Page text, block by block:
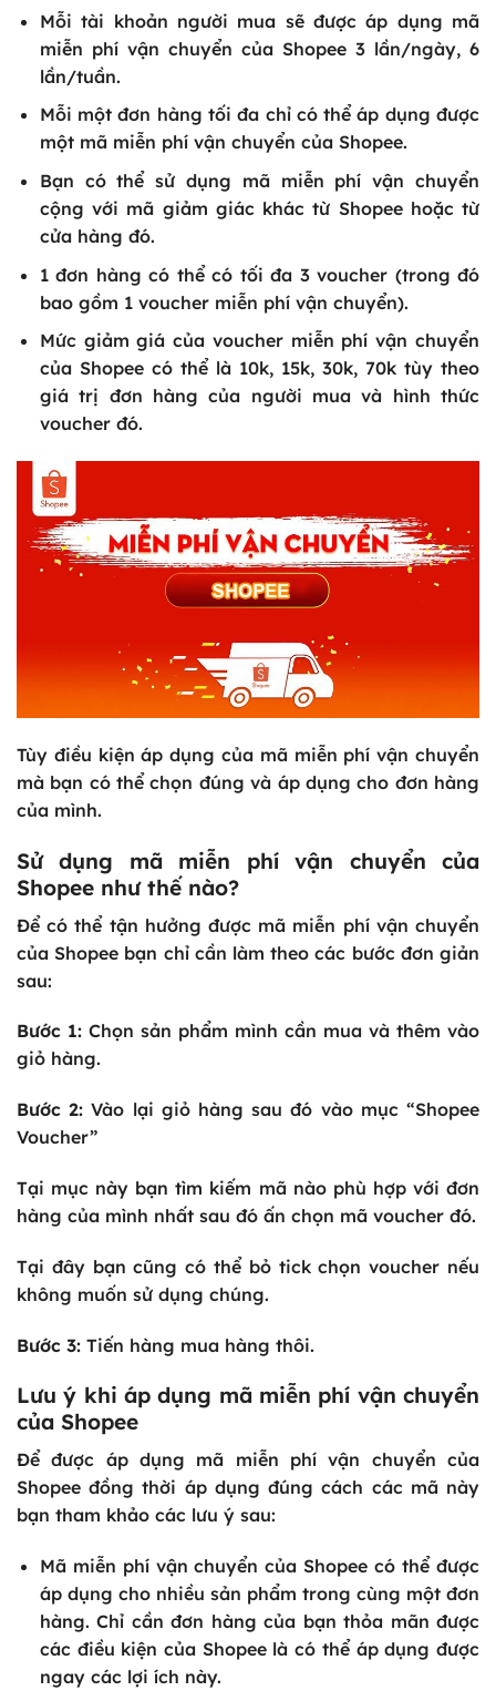
Mỗi tài khoản người mua sẽ được áp dụng mã
miễn phí vận chuyển của Shopee 3 lần/ngày, 6
lần/tuần.
Mỗi một đơn hàng tối đa chỉ có thể áp dụng được
một mã miễn phí vận chuyển của Shopee.
Bạn có thể sử dụng mã miễn phí vận chuyển
cộng với mã giảm giác khác từ Shopee hoặc từ
cửa hàng đó.
1 đơn hàng có thể có tối đa 3 voucher (trong đó
bao gồm 1 voucher miễn phí vận chuyển).
Mức giảm giá của voucher miễn phí vận chuyển
của Shopee có thể là 10k, 15k, 30k, 70k tùy theo
giá trị đơn hàng của người mua và hình thức
voucher đó.
Tùy điều kiện áp dụng của mã miễn phí vận chuyển
mà bạn có thể chọn đúng và áp dụng cho đơn hàng
của mình.
Sử dụng mã miễn phí vận chuyển của
Shopee như thế nào?
Để có thể tận hưởng được mã miễn phí vận chuyển
của Shopee bạn chỉ cần làm theo các bước đơn giản
sau:
Bước 1: Chọn sản phẩm mình cần mua và thêm vào
giỏ hàng.
Bước 2: Vào lại giỏ hàng sau đó vào mục “Shopee
Voucher”
Tại mục này bạn tìm kiếm mã nào phù hợp với đơn
hàng của mình nhất sau đó ấn chọn mã voucher đó.
Tại đây bạn cũng có thể bỏ tick chọn voucher nếu
không muốn sử dụng chúng.
Bước 3: Tiến hàng mua hàng thôi.
Lưu ý khi áp dụng mã miễn phí vận chuyển
của Shopee
Để được áp dụng mã miễn phí vận chuyển của
Shopee đồng thời áp dụng đúng cách các mã này
bạn tham khảo các lưu ý sau:
Mã miễn phí vận chuyển của Shopee có thể được
áp dụng cho nhiều sản phẩm trong cùng một đơn
hàng. Chỉ cần đơn hàng của bạn thỏa mãn được
các điều kiện của Shopee là có thể áp dụng được
ngay các lợi ích này.